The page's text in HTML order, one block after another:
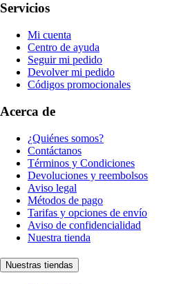
Servicios
Mi cuenta
Centro de ayuda
Seguir mi pedido
Devolver mi pedido
Códigos promocionales
Acerca de
¿Quiénes somos?
Contáctanos
Términos y Condiciones
Devoluciones y reembolsos
Aviso legal
Métodos de pago
Tarifas y opciones de envío
Aviso de confidencialidad
Nuestra tienda
Nuestras tiendas